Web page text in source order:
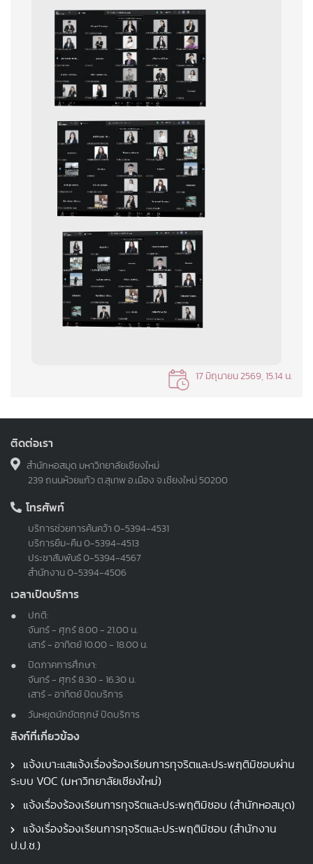
17 มิถุนายน 2569, 15.14 น.
ติดต่อเรา
สำนักหอสมุด มหาวิทยาลัยเชียงใหม่
239 ถนนห้วยแก้ว ต.สุเทพ อ.เมือง จ.เชียงใหม่ 50200
โทรศัพท์
บริการช่วยการค้นคว้า 0-5394-4531
บริการยืม-คืน 0-5394-4513
ประชาสัมพันธ์ 0-5394-4567
สำนักงาน 0-5394-4506
เวลาเปิดบริการ
ปกติ:
จันทร์ - ศุกร์ 8.00 - 21.00 น.
เสาร์ - อาทิตย์ 10.00 - 18.00 น.
ปิดภาคการศึกษา:
จันทร์ - ศุกร์ 8.30 - 16.30 น.
เสาร์ - อาทิตย์ ปิดบริการ
วันหยุดนักขัตฤกษ์ ปิดบริการ
ลิงก์ที่เกี่ยวข้อง
แจ้งเบาะแสแจ้งเรื่องร้องเรียนการทุจริตและประพฤติมิชอบผ่าน
ระบบ VOC (มหาวิทยาลัยเชียงใหม่)
แจ้งเรื่องร้องเรียนการทุจริตและประพฤติมิชอบ (สำนักหอสมุด)
แจ้งเรื่องร้องเรียนการทุจริตและประพฤติมิชอบ (สำนักงาน
ป.ป.ช.)